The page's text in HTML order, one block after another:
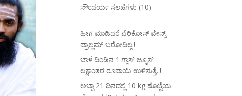
ಸೌಂದರ್ಯ ಸಲಹೆಗಳು (10)
ಹೀಗೆ ಮಾಡಿದರೆ ವೆರಿಕೋಸ್‌ ವೇನ್ಸ್‌
ಪ್ರಾಬ್ಲಮ್‌ ಬರೋದಿಲ್ಲ.!
ಬಾಳೆ ದಿಂಡಿನ 1 ಗ್ಲಾಸ್ ಜ್ಯೂಸ್
ಲಕ್ಷಾಂತರ ರೂಪಾಯಿ ಉಳಿಸುತ್ತೆ..!
ಅಬ್ಬಾ 21 ದಿನದಲ್ಲಿ 10 kg ಹೊಟ್ಟೆಯ